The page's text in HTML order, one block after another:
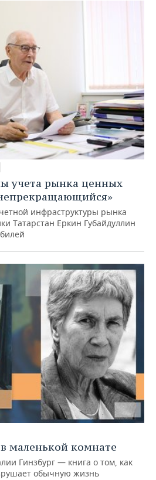
учета рынка ценных
инфраструктуры рынка
Татарстан Еркин Губайдуллин
маленькой комнате
Гинзбург — книга о том, как
обычную жизнь